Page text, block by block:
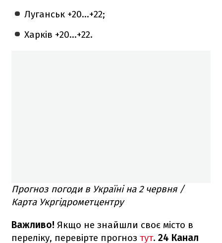
Луганськ +20...+22;
Харків +20...+22.
Прогноз погоди в Україні на 2 червня /
Карта Укргідрометцентру
Важливо! Якщо не знайшли своє місто в
переліку, перевірте прогноз тут. 24 Канал